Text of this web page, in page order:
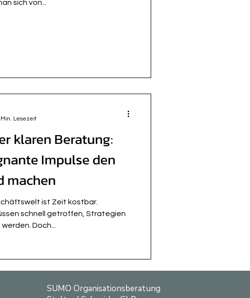
sich von...
klaren Beratung:
Impulse den
machen
ist Zeit kostbar.
schnell getroffen, Strategien
Doch...
Min. Lesezeit
SUMO Organisationsberatung